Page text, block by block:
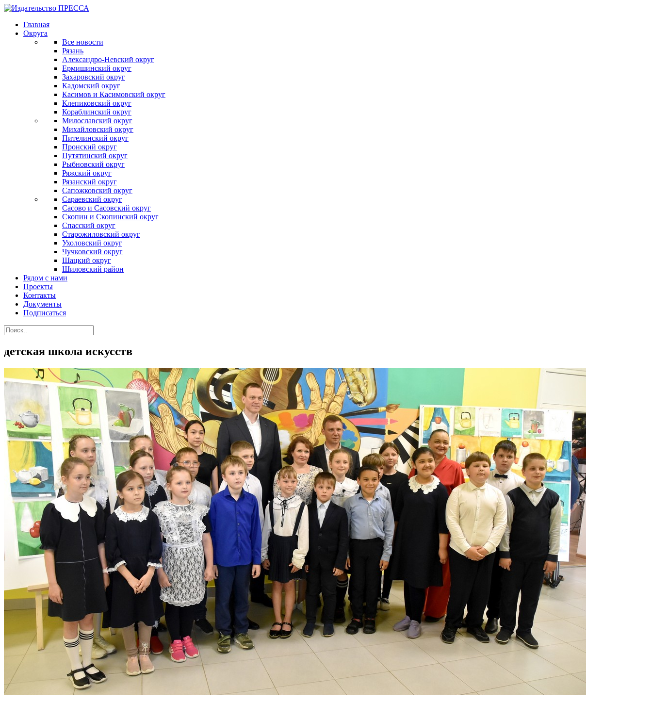
Главная
Округа
Все новости
Рязань
Александро-Невский округ
Ермишинский округ
Захаровский округ
Кадомский округ
Касимов и Касимовский округ
Клепиковский округ
Кораблинский округ
Милославский округ
Михайловский округ
Пителинский округ
Пронский округ
Путятинский округ
Рыбновский округ
Ряжский округ
Рязанский округ
Сапожковский округ
Сараевский округ
Сасово и Сасовский округ
Скопин и Скопинский округ
Спасский округ
Старожиловский округ
Ухоловский округ
Чучковский округ
Шацкий округ
Шиловский район
Рядом с нами
Проекты
Контакты
Документы
Подписаться
детская школа искусств